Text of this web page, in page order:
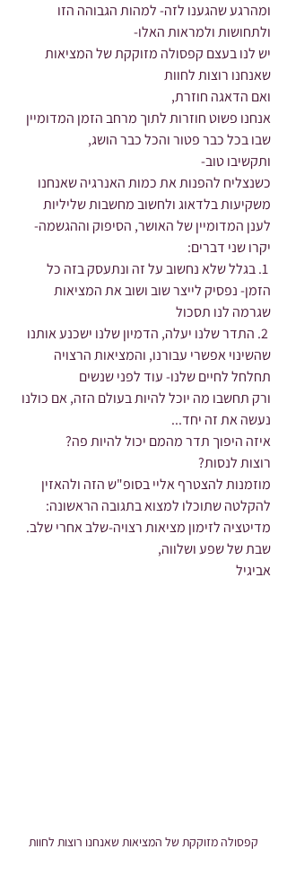
ומהרגע שהגענו לזה- למהות הגבוהה הזו
ולתחושות ולמראות האלו-
יש לנו בעצם קפסולה מזוקקת של המציאות
שאנחנו רוצות לחוות
ואם הדאגה חוזרת,
אנחנו פשוט חוזרות לתוך מרחב הזמן המדומיין
שבו בכל כבר פטור והכל כבר הושג,
ותקשיבו טוב-
כשנצליח להפנות את כמות האנרגיה שאנחנו
משקיעות בלדאוג ולחשוב מחשבות שליליות
לענן המדומיין של האושר, הסיפוק וההגשמה-
יקרו שני דברים:
1. בגלל שלא נחשוב על זה ונתעסק בזה כל
הזמן- נפסיק לייצר שוב ושוב את המציאות
שגרמה לנו תסכול
2. התדר שלנו יעלה, הדמיון שלנו ישכנע אותנו
שהשינוי אפשרי עבורנו, והמציאות הרצויה
תחלחל לחיים שלנו- עוד לפני שנשים
ורק תחשבו מה יוכל להיות בעולם הזה, אם כולנו
נעשה את זה יחד...
איזה היפוך תדר מהמם יכול להיות פה?
רוצות לנסות?
מוזמנות להצטרף אליי בסופ"ש הזה ולהאזין
להקלטה שתוכלו למצוא בתגובה הראשונה:
מדיטציה לזימון מציאות רצויה-שלב אחרי שלב.
שבת של שפע ושלווה,
אביגיל
קפסולה מזוקקת של המציאות שאנחנו רוצות לחוות